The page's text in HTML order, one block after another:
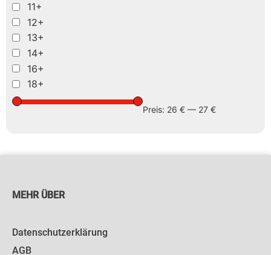
11+
12+
13+
14+
16+
18+
Preis: 26 € — 27 €
MEHR ÜBER
Datenschutzerklärung
AGB